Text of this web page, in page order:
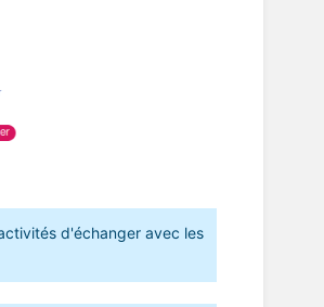
d'échanger avec les